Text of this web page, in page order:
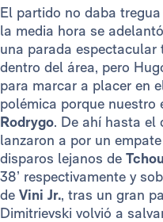
El partido no daba
la media hora se
una parada espectacular
dentro del área, pero
para marcar a placer en
polémica porque nuestro
Rodrygo. De ahí hasta el
lanzaron a por un
disparos lejanos de
38’ respectivamente y
de Vini Jr., tras un gran
Dimitrievski volvió a